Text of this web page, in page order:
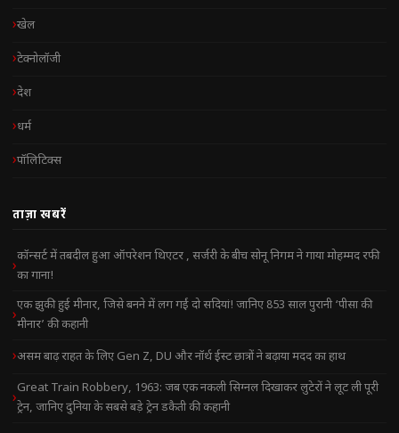
खेल
टेक्नोलॉजी
देश
धर्म
पॉलिटिक्स
ताज़ा खबरें
कॉन्सर्ट में तबदील हुआ ऑपरेशन थिएटर , सर्जरी के बीच सोनू निगम ने गाया मोहम्मद रफी
का गाना!
एक झुकी हुई मीनार, जिसे बनने में लग गईं दो सदियां! जानिए 853 साल पुरानी ‘पीसा की
मीनार’ की कहानी
असम बाढ़ राहत के लिए Gen Z, DU और नॉर्थ ईस्ट छात्रों ने बढ़ाया मदद का हाथ
Great Train Robbery, 1963: जब एक नकली सिग्नल दिखाकर लुटेरों ने लूट ली पूरी
ट्रेन, जानिए दुनिया के सबसे बड़े ट्रेन डकैती की कहानी